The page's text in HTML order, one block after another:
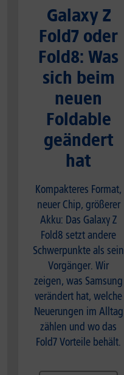
Galaxy Z
Fold7 oder
Fold8: Was
sich beim
neuen
Foldable
geändert
hat
Kompakteres Format,
neuer Chip, größerer
Akku: Das Galaxy Z
Fold8 setzt andere
Schwerpunkte als sein
Vorgänger. Wir
zeigen, was Samsung
verändert hat, welche
Neuerungen im Alltag
zählen und wo das
Fold7 Vorteile behält.